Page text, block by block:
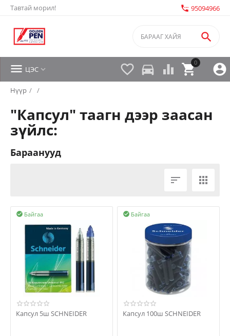
Тавтай морил! settings_phone 95094966


0

 directions_car 
 ЦЭС 
Нүүр / /
"Капсул" таагн дээр заасан
зүйлс:
Бараанууд
 
Байгаа

Капсул 5ш SCHNEIDER
Байгаа

Капсул 100ш SCHNEIDER